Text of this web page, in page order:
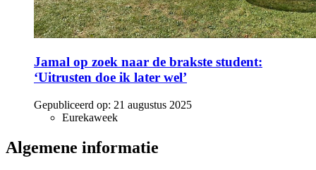
Jamal op zoek naar de brakste student:
‘Uitrusten doe ik later wel’
Gepubliceerd op: 21 augustus 2025
Eurekaweek
Algemene informatie